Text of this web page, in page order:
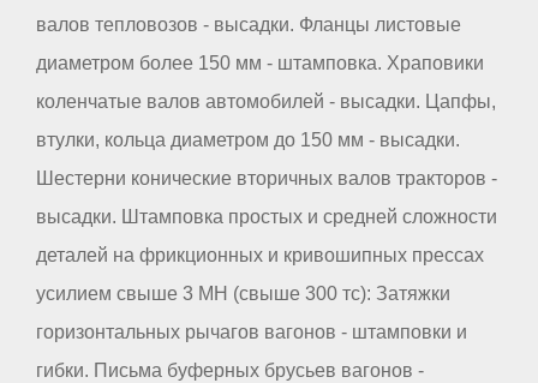
валов тепловозов - высадки. Фланцы листовые
диаметром более 150 мм - штамповка. Храповики
коленчатые валов автомобилей - высадки. Цапфы,
втулки, кольца диаметром до 150 мм - высадки.
Шестерни конические вторичных валов тракторов -
высадки. Штамповка простых и средней сложности
деталей на фрикционных и кривошипных прессах
усилием свыше 3 МН (свыше 300 тс): Затяжки
горизонтальных рычагов вагонов - штамповки и
гибки. Письма буферных брусьев вагонов -